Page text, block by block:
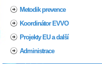
Metodik prevence
Koordinátor EVVO
Projekty EU a další
Administrace